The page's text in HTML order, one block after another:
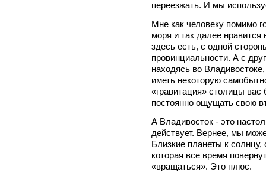
переезжать. И мы
Мне как человеку помимо
моря и так далее
здесь есть, с одной
провинциальности. А с
находясь во
иметь некоторую
«гравитация» столицы вас
постоянно ощущать свою
А Владивосток - это
действует. Вернее, мы
Близкие планеты к
которая все время
«вращаться». Это плюс.